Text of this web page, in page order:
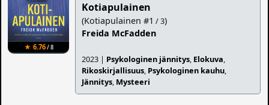
★ 6.76/ 8
Kotiapulainen
(Kotiapulainen #1 / 3)
Freida McFadden
2023 | Psykologinen jännitys, Elokuva,
Rikoskirjallisuus, Psykologinen kauhu,
Jännitys, Mysteeri